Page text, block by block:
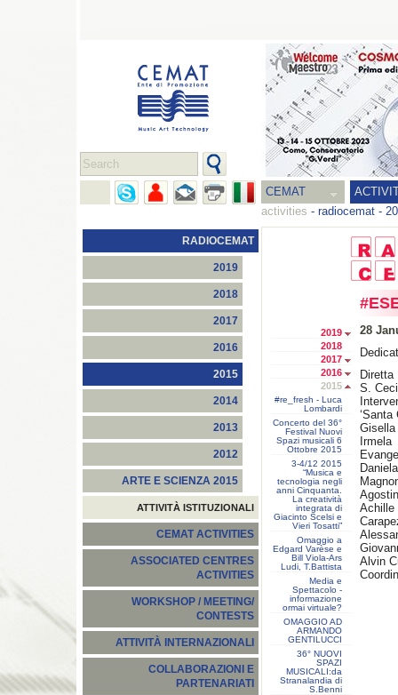
CEMAT
activities - radiocemat -
RADIOCEMAT
2019
2018
2017
2016
2015
2014
2013
2012
ARTE E SCIENZA 2015
ATTIVITÀ ISTITUZIONALI
CEMAT ACTIVITIES
ASSOCIATED CENTRES
ACTIVITIES
WORKSHOP / MEETING/
CONTESTS
ATTIVITÀ INTERNAZIONALI
COLLABORAZIONI E
PARTENARIATI
2019
2018
2017
2016
2015
#re_fresh - Luca
Lombardi
Concerto del 36°
Festival Nuovi
Spazi musicali 6
Ottobre 2015
3-4/12 2015
“Musica e
tecnologia negli
anni Cinquanta.
La creatività
integrata di
Giacinto Scelsi e
Vieri Tosatti”
Omaggio a
Edgard Varèse e
Bill Viola-Ars
Ludi, T.Battista
Media e
Spettacolo -
informazione
ormai virtuale?
OMAGGIO AD
ARMANDO
GENTILUCCI
36° NUOVI
SPAZI
MUSICALI:da
Stranalandia di
S.Benni
28
S.
‘Santa
Gisella
Alvin